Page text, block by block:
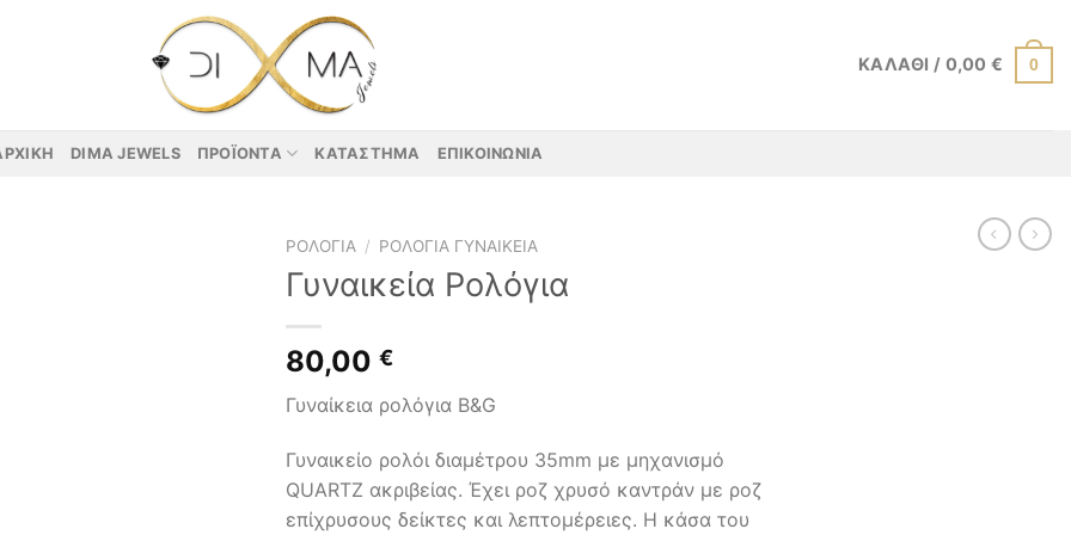
ΚΑΛΆΘΙ / 0,00€ 0
DIMA JEWELS ΠΡΟΪΌΝΤΑ ΚΑΤΆΣΤΗΜΑ ΕΠΙΚΟΙΝΩΝΊΑ
ΡΟΛΌΓΙΑ / ΡΟΛΌΓΙΑ ΓΥΝΑΙΚΕΊΑ
Γυναικεία Ρολόγια
80,00 €
Γυναίκεια ρολόγια B&G
Γυναικείο ρολόι διαμέτρου 35mm με μηχανισμό
QUARTZ ακριβείας. Έχει ροζ χρυσό καντράν με ροζ
επίχρυσους δείκτες και λεπτομέρειες. Η κάσα του